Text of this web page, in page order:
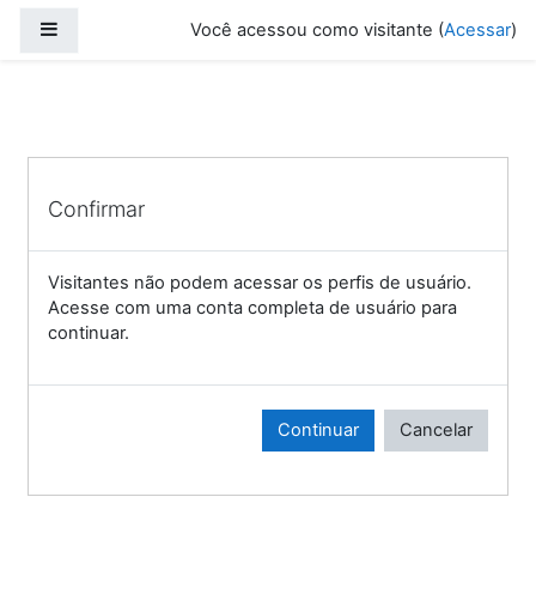
Você acessou como visitante (Acessar)
Confirmar
Visitantes não podem acessar os perfis de usuário.
Acesse com uma conta completa de usuário para
continuar.
Continuar Cancelar